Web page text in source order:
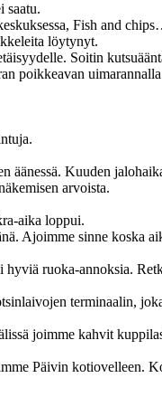
Fish and
löytynyt.
Soitin kutsuääntä
Kuuden
arvoista.
aika loppui.
sinne koska
ruoka-annoksia.
terminaalin, joka
joimme kahvit
kotiovelleen.